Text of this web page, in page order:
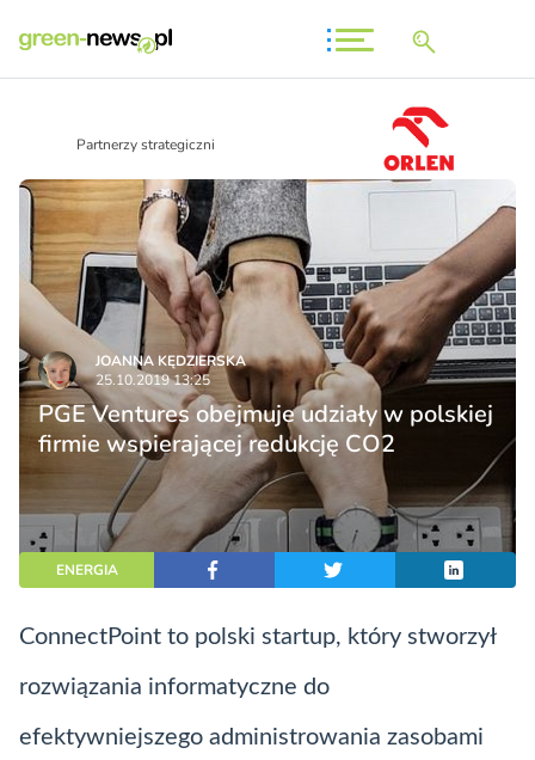
Partnerzy strategiczni
JOANNA KĘDZIERSKA
25.10.2019 13:25
PGE Ventures obejmuje udziały w polskiej
firmie wspierającej redukcję CO2
ENERGIA
ConnectPoint to polski startup, który stworzył
rozwiązania informatyczne do
efektywniejszego administrowania zasobami